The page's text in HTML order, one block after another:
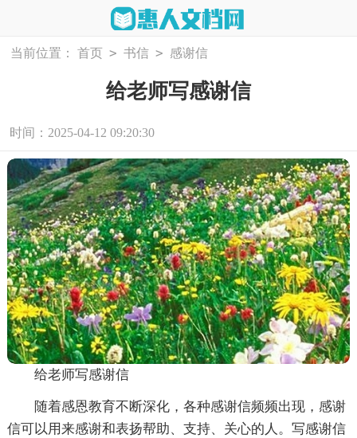
当前位置： 首页 > 书信 > 感谢信
给老师写感谢信
时间：2025-04-12 09:20:30
给老师写感谢信
随着感恩教育不断深化，各种感谢信频频出现，感谢
信可以用来感谢和表扬帮助、支持、关心的人。写感谢信